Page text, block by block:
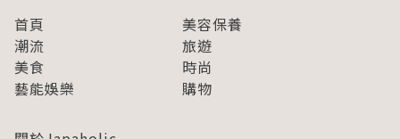
首頁
美容保養
潮流
旅遊
美食
時尚
藝能娛樂
購物